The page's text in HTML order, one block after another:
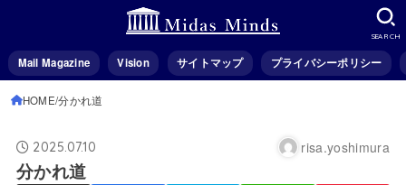
Mail Magazine Vision サイトマップ プライバシーポリシー
SEARCH
HOME 分かれ道
2025.07.10 risa.yoshimura
分かれ道